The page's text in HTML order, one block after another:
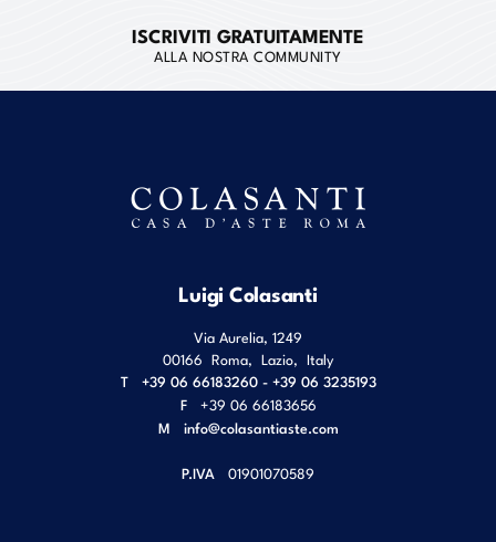
ISCRIVITI GRATUITAMENTE
ALLA NOSTRA COMMUNITY
Luigi Colasanti
Via Aurelia, 1249
00166 Roma Lazio Italy
T
+39 06 66183260 - +39 06 3235193
F
+39 06 66183656
M info@colasantiaste.com
P.IVA 01901070589